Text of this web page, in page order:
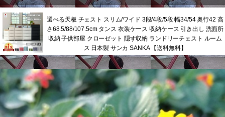
選べる天板 チェスト スリム/ワイド 3段/4段/5段 幅34/54 奥行42 高
さ68.5/88/107.5cm タンス 衣装ケース 収納ケース 引き出し 洗面所
収納 子供部屋 クローゼット 隠す収納 ランドリーチェスト ルーム
ス 日本製 サンカ SANKA 【送料無料】